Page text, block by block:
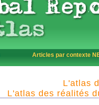
Articles par contexte
L'atlas
L'atlas des réalités